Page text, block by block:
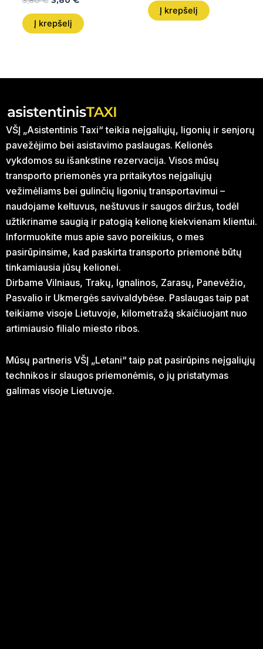
Į krepšelį
Į krepšelį
VŠĮ „Asistentinis Taxi“ teikia neįgaliųjų, ligonių ir senjorų
pavežėjimo bei asistavimo paslaugas. Kelionės
vykdomos su išankstine rezervacija. Visos mūsų
transporto priemonės yra pritaikytos neįgaliųjų
vežimėliams bei gulinčių ligonių transportavimui –
naudojame keltuvus, neštuvus ir saugos diržus, todėl
užtikriname saugią ir patogią kelionę kiekvienam klientui.
Informuokite mus apie savo poreikius, o mes
pasirūpinsime, kad paskirta transporto priemonė būtų
tinkamiausia jūsų kelionei.
Dirbame Vilniaus, Trakų, Ignalinos, Zarasų, Panevėžio,
Pasvalio ir Ukmergės savivaldybėse. Paslaugas taip pat
teikiame visoje Lietuvoje, kilometražą skaičiuojant nuo
artimiausio filialo miesto ribos.
Mūsų partneris VŠĮ „Letani“ taip pat pasirūpins neįgaliųjų
technikos ir slaugos priemonėmis, o jų pristatymas
galimas visoje Lietuvoje.